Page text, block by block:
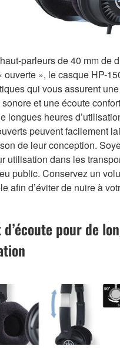
parleurs de 40 mm de
ouverte », le casque HP-
qui vous assurent
et une écoute
longues heures
peuvent facilement
de leur conception.
utilisation dans les
public. Conservez un
afin d’éviter de nuire à
pour de